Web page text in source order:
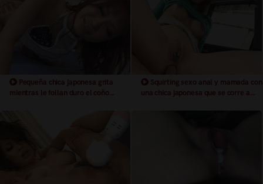
Pequeña chica japonesa grita
mientras le follan duro el coño
Squirting sexo anal y mamada con
una chica japonesa que se corre a
dentro de un taxi